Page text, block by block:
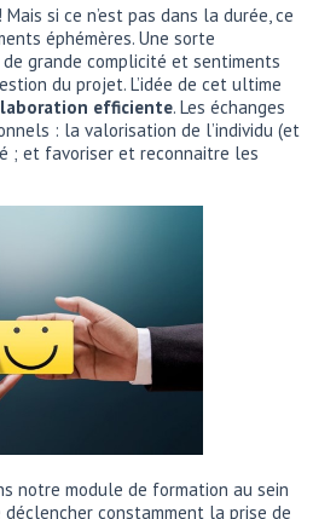
si ce n’est pas dans la durée, ce
éphémères. Une sorte
grande complicité et sentiments
du projet. L’idée de cet ultime
efficiente. Les échanges
: la valorisation de l’individu (et
; et favoriser et reconnaitre les
notre module de formation au sein
constamment la prise de